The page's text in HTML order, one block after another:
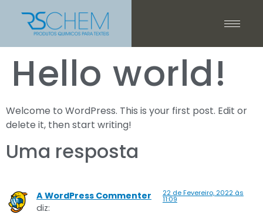
Hello world!
Welcome to WordPress. This is your first post. Edit or
delete it, then start writing!
Uma resposta
A WordPress Commenter
diz:
22 de Fevereiro, 2022 às
11:09